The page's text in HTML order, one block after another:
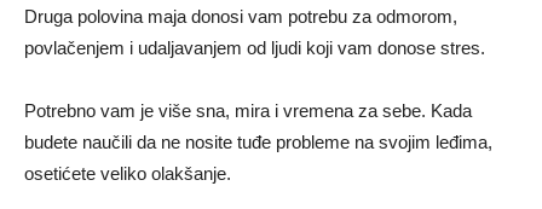
Druga polovina maja donosi vam potrebu za odmorom,
povlačenjem i udaljavanjem od ljudi koji vam donose stres.
Potrebno vam je više sna, mira i vremena za sebe. Kada
budete naučili da ne nosite tuđe probleme na svojim leđima,
osetićete veliko olakšanje.